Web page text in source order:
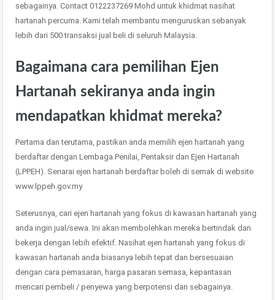
sebagainya. Contact 0122237269 Mohd untuk khidmat nasihat
hartanah percuma. Kami telah membantu menguruskan sebanyak
lebih dari 500 transaksi jual beli di seluruh Malaysia.
Bagaimana cara pemilihan Ejen
Hartanah sekiranya anda ingin
mendapatkan khidmat mereka?
Pertama dan terutama, pastikan anda memilih ejen hartanah yang
berdaftar dengan Lembaga Penilai, Pentaksir dan Ejen Hartanah
(LPPEH). Senarai ejen hartanah berdaftar boleh di semak di website
www.lppeh.gov.my
Seterusnya, cari ejen hartanah yang fokus di kawasan hartanah yang
anda ingin jual/sewa. Ini akan membolehkan mereka bertindak dan
bekerja dengan lebih efektif. Nasihat ejen hartanah yang fokus di
kawasan hartanah anda biasanya lebih tepat dan bersesuaian
dengan cara pemasaran, harga pasaran semasa, kepantasan
mencari pembeli / penyewa yang berpotensi dan sebagainya.